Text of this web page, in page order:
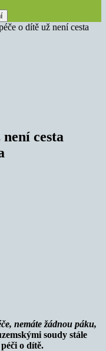
o dítě už není cesta
cesta
nemáte žádnou páku,
soudy stále
o dítě.